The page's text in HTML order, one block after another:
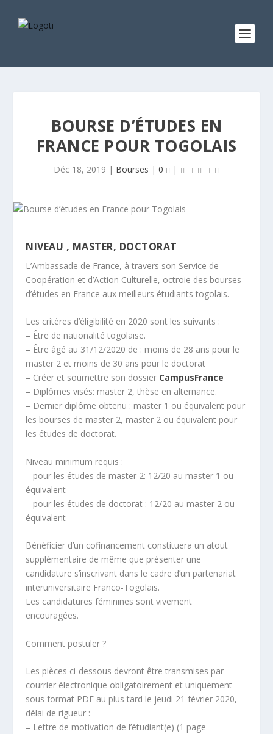
BOURSE D’ÉTUDES EN
FRANCE POUR TOGOLAIS
Déc 18, 2019 | Bourses | 0 |
NIVEAU , MASTER, DOCTORAT
L’Ambassade de France, à travers son Service de
Coopération et d’Action Culturelle, octroie des bourses
d’études en France aux meilleurs étudiants togolais.
Les critères d’éligibilité en 2020 sont les suivants :
– Être de nationalité togolaise.
– Être âgé au 31/12/2020 de : moins de 28 ans pour le
master 2 et moins de 30 ans pour le doctorat
– Créer et soumettre son dossier CampusFrance
– Diplômes visés: master 2, thèse en alternance.
– Dernier diplôme obtenu : master 1 ou équivalent pour
les bourses de master 2, master 2 ou équivalent pour
les études de doctorat.
Niveau minimum requis :
– pour les études de master 2: 12/20 au master 1 ou
équivalent
– pour les études de doctorat : 12/20 au master 2 ou
équivalent
Bénéficier d’un cofinancement constituera un atout
supplémentaire de même que présenter une
candidature s’inscrivant dans le cadre d’un partenariat
interuniversitaire Franco-Togolais.
Les candidatures féminines sont vivement
encouragées.
Comment postuler ?
Les pièces ci-dessous devront être transmises par
courrier électronique obligatoirement et uniquement
sous format PDF au plus tard le jeudi 21 février 2020,
délai de rigueur :
– Lettre de motivation de l’étudiant(e) (1 page